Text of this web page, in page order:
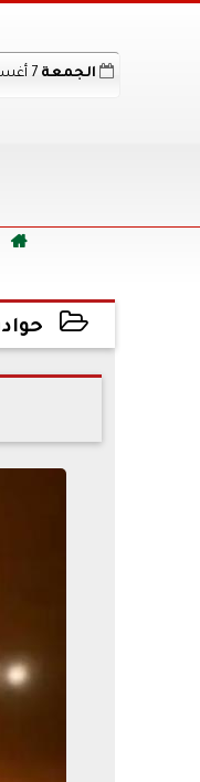
الجمعة

2022-08-08 14:59:40